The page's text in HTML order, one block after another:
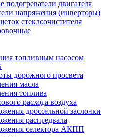
подогреватели двигателя
напряжения (инверторы)
стеклоочистителя
топливным насосом
дорожного просвета
масла
топлива
расхода воздуха
дроссельной заслонки
распредвала
селектора АКПП